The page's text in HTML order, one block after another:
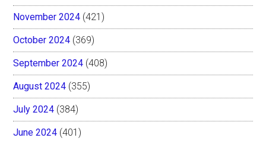
November 2024 (421)
October 2024 (369)
September 2024 (408)
August 2024 (355)
July 2024 (384)
June 2024 (401)